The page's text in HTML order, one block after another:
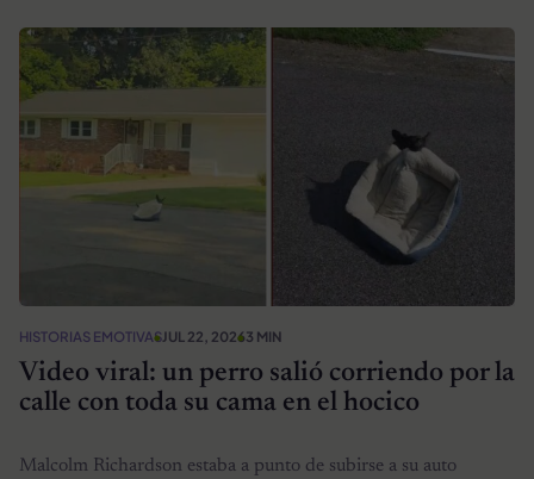
HISTORIAS EMOTIVASJUL 22, 20263 MIN
Video viral: un perro salió corriendo por la
calle con toda su cama en el hocico
Malcolm Richardson estaba a punto de subirse a su auto